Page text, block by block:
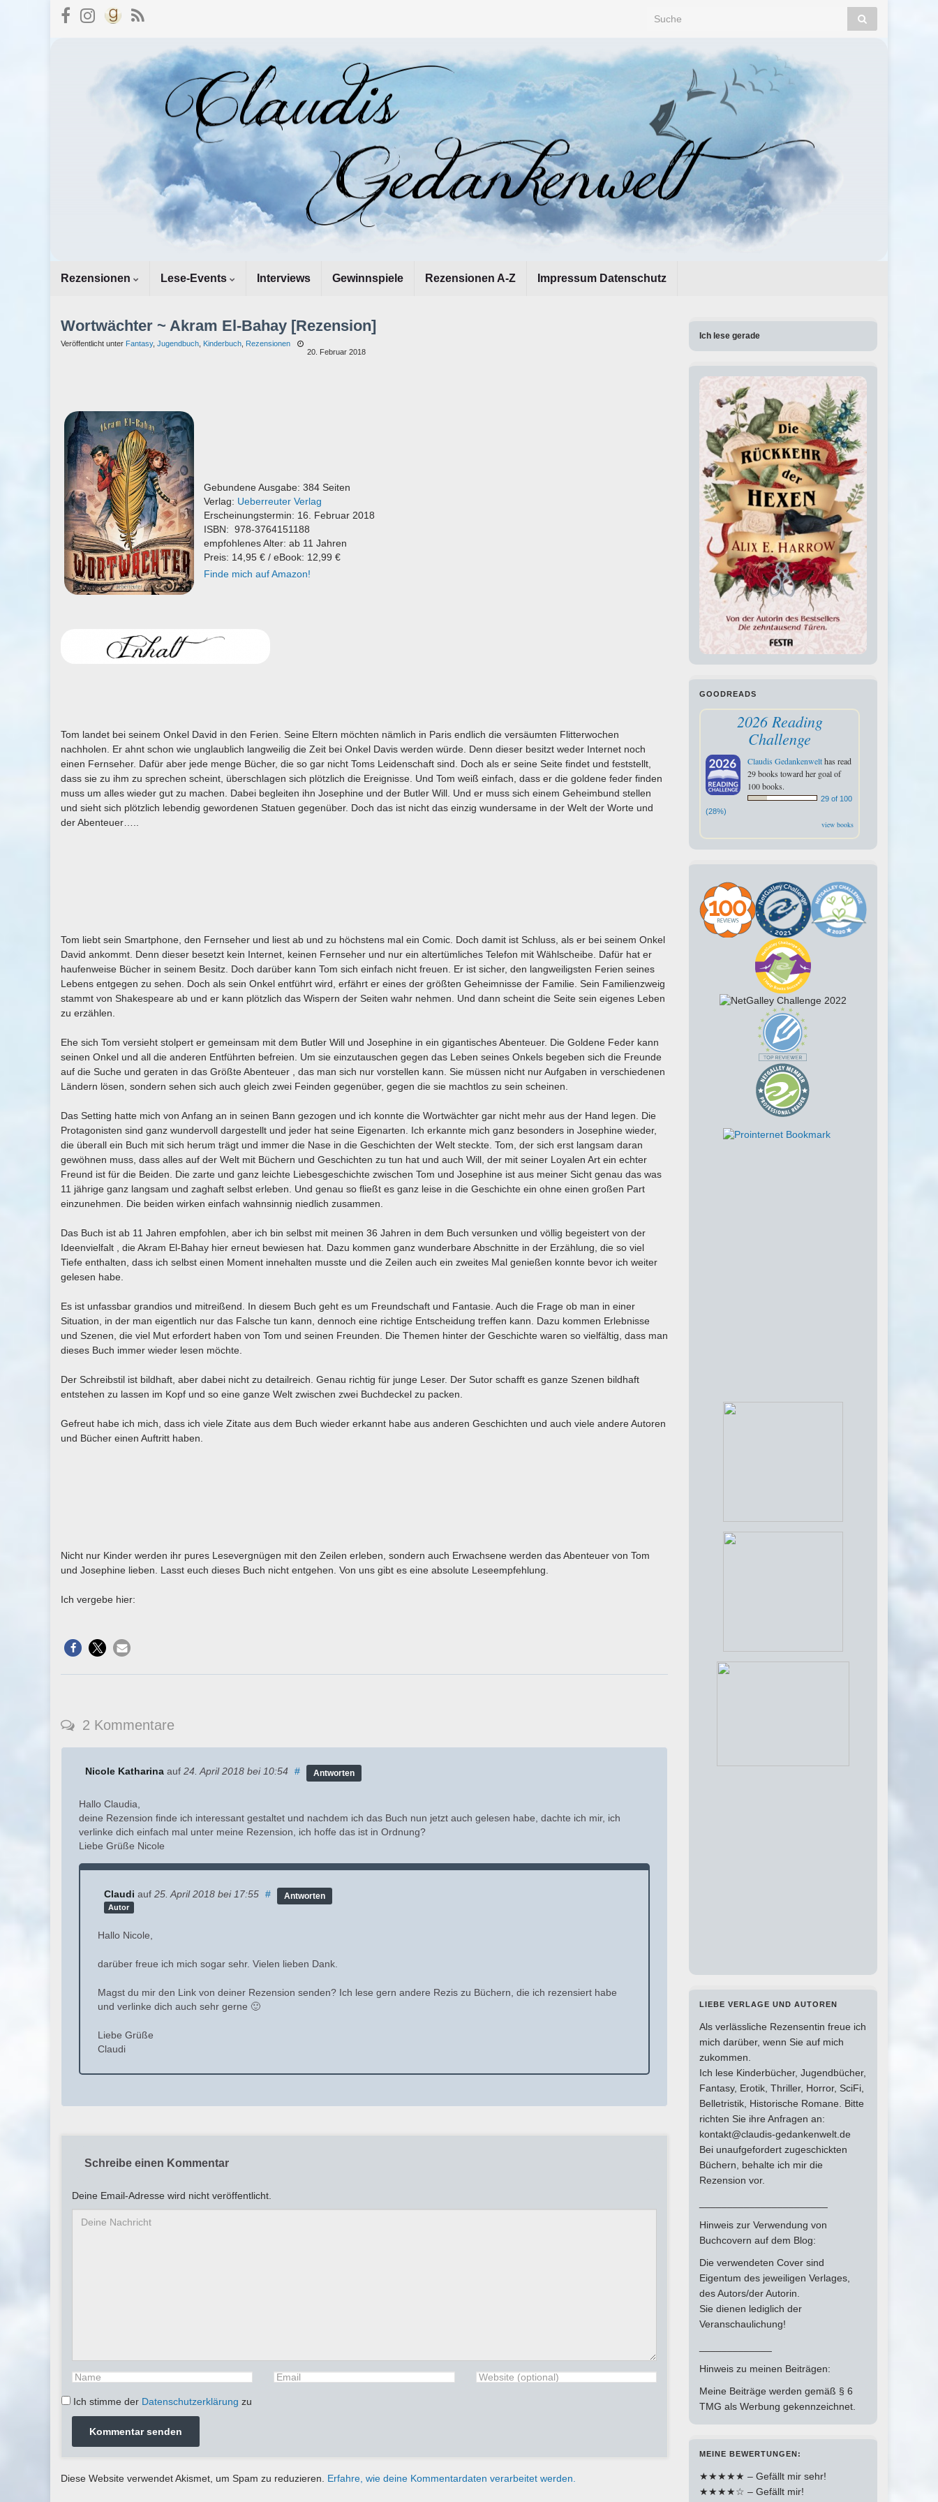
Rezensionen Lese-Events Interviews Gewinnspiele Rezensionen A-Z Impressum Datenschutz
Wortwächter ~ Akram El-Bahay [Rezension]
Veröffentlicht unter Fantasy, Jugendbuch Kinderbuch Rezensionen
20. Februar 2018
Gebundene Ausgabe: 384 Seiten
Verlag: Ueberreuter Verlag
Erscheinungstermin: 16. Februar 2018
ISBN: 978-3764151188
empfohlenes Alter: ab 11 Jahren
Preis: 14,95 € / eBook: 12,99 €
Finde mich auf Amazon!
Tom landet bei seinem Onkel David in den Ferien. Seine Eltern möchten nämlich in Paris endlich die versäumten Flitterwochen
nachholen. Er ahnt schon wie unglaublich langweilig die Zeit bei Onkel Davis werden würde. Denn dieser besitzt weder Internet noch
einen Fernseher. Dafür aber jede menge Bücher, die so gar nicht Toms Leidenschaft sind. Doch als er seine Seite findet und feststellt,
dass sie zu ihm zu sprechen scheint, überschlagen sich plötzlich die Ereignisse. Und Tom weiß einfach, dass er die goldene feder finden
muss um alles wieder gut zu machen. Dabei begleiten ihn Josephine und der Butler Will. Und er muss sich einem Geheimbund stellen
und sieht sich plötzlich lebendig gewordenen Statuen gegenüber. Doch das ist nicht das einzig wundersame in der Welt der Worte und
der Abenteuer…..
Tom liebt sein Smartphone, den Fernseher und liest ab und zu höchstens mal ein Comic. Doch damit ist Schluss, als er bei seinem Onkel
David ankommt. Denn dieser besetzt kein Internet, keinen Fernseher und nur ein altertümliches Telefon mit Wählscheibe. Dafür hat er
haufenweise Bücher in seinem Besitz. Doch darüber kann Tom sich einfach nicht freuen. Er ist sicher, den langweiligsten Ferien seines
Lebens entgegen zu sehen. Doch als sein Onkel entführt wird, erfährt er eines der größten Geheimnisse der Familie. Sein Familienzweig
stammt von Shakespeare ab und er kann plötzlich das Wispern der Seiten wahr nehmen. Und dann scheint die Seite sein eigenes Leben
zu erzählen.
Ehe sich Tom versieht stolpert er gemeinsam mit dem Butler Will und Josephine in ein gigantisches Abenteuer. Die Goldene Feder kann
seinen Onkel und all die anderen Entführten befreien. Um sie einzutauschen gegen das Leben seines Onkels begeben sich die Freunde
auf die Suche und geraten in das Größte Abenteuer , das man sich nur vorstellen kann. Sie müssen nicht nur Aufgaben in verschiedenen
Ländern lösen, sondern sehen sich auch gleich zwei Feinden gegenüber, gegen die sie machtlos zu sein scheinen.
Das Setting hatte mich von Anfang an in seinen Bann gezogen und ich konnte die Wortwächter gar nicht mehr aus der Hand legen. Die
Protagonisten sind ganz wundervoll dargestellt und jeder hat seine Eigenarten. Ich erkannte mich ganz besonders in Josephine wieder,
die überall ein Buch mit sich herum trägt und immer die Nase in die Geschichten der Welt steckte. Tom, der sich erst langsam daran
gewöhnen muss, dass alles auf der Welt mit Büchern und Geschichten zu tun hat und auch Will, der mit seiner Loyalen Art ein echter
Freund ist für die Beiden. Die zarte und ganz leichte Liebesgeschichte zwischen Tom und Josephine ist aus meiner Sicht genau das was
11 jährige ganz langsam und zaghaft selbst erleben. Und genau so fließt es ganz leise in die Geschichte ein ohne einen großen Part
einzunehmen. Die beiden wirken einfach wahnsinnig niedlich zusammen.
Das Buch ist ab 11 Jahren empfohlen, aber ich bin selbst mit meinen 36 Jahren in dem Buch versunken und völlig begeistert von der
Ideenvielfalt , die Akram El-Bahay hier erneut bewiesen hat. Dazu kommen ganz wunderbare Abschnitte in der Erzählung, die so viel
Tiefe enthalten, dass ich selbst einen Moment innehalten musste und die Zeilen auch ein zweites Mal genießen konnte bevor ich weiter
gelesen habe.
Es ist unfassbar grandios und mitreißend. In diesem Buch geht es um Freundschaft und Fantasie. Auch die Frage ob man in einer
Situation, in der man eigentlich nur das Falsche tun kann, dennoch eine richtige Entscheidung treffen kann. Dazu kommen Erlebnisse
und Szenen, die viel Mut erfordert haben von Tom und seinen Freunden. Die Themen hinter der Geschichte waren so vielfältig, dass man
dieses Buch immer wieder lesen möchte.
Der Schreibstil ist bildhaft, aber dabei nicht zu detailreich. Genau richtig für junge Leser. Der Sutor schafft es ganze Szenen bildhaft
entstehen zu lassen im Kopf und so eine ganze Welt zwischen zwei Buchdeckel zu packen.
Gefreut habe ich mich, dass ich viele Zitate aus dem Buch wieder erkannt habe aus anderen Geschichten und auch viele andere Autoren
und Bücher einen Auftritt haben.
Nicht nur Kinder werden ihr pures Lesevergnügen mit den Zeilen erleben, sondern auch Erwachsene werden das Abenteuer von Tom
und Josephine lieben. Lasst euch dieses Buch nicht entgehen. Von uns gibt es eine absolute Leseempfehlung.
Ich vergebe hier:
2 Kommentare
Nicole Katharina auf 24. April 2018 bei 10:54 # Antworten
Hallo Claudia,
deine Rezension finde ich interessant gestaltet und nachdem ich das Buch nun jetzt auch gelesen habe, dachte ich mir, ich
verlinke dich einfach mal unter meine Rezension, ich hoffe das ist in Ordnung?
Liebe Grüße Nicole
Claudi auf 25. April 2018 bei 17:55
Autor
# Antworten
Hallo Nicole,
darüber freue ich mich sogar sehr. Vielen lieben Dank.
Magst du mir den Link von deiner Rezension senden? Ich lese gern andere Rezis zu Büchern, die ich rezensiert habe
und verlinke dich auch sehr gerne 🙂
Liebe Grüße
Claudi
Schreibe einen Kommentar
Deine Email-Adresse wird nicht veröffentlicht.
Ich stimme der Datenschutzerklärung zu
Diese Website verwendet Akismet, um Spam zu reduzieren. Erfahre, wie deine Kommentardaten verarbeitet werden.
Ich lese gerade
GOODREADS
2026 Reading
Challenge
Claudis Gedankenwelthas read
29 books toward her goal of
100 books.
29 of 100
(28%)
view books
LIEBE VERLAGE UND AUTOREN
Als verlässliche Rezensentin freue ich
mich darüber, wenn Sie auf mich
zukommen.
Ich lese Kinderbücher, Jugendbücher,
Fantasy, Erotik, Thriller, Horror, SciFi,
Belletristik, Historische Romane. Bitte
richten Sie ihre Anfragen an:
kontakt@claudis-gedankenwelt.de
Bei unaufgefordert zugeschickten
Büchern, behalte ich mir die
Rezension vor.
Hinweis zur Verwendung von
Buchcovern auf dem Blog:
Die verwendeten Cover sind
Eigentum des jeweiligen Verlages,
des Autors/der Autorin.
Sie dienen lediglich der
Veranschaulichung!
Hinweis zu meinen Beiträgen:
Meine Beiträge werden gemäß § 6
TMG als Werbung gekennzeichnet.
MEINE BEWERTUNGEN:
★★★★★ – Gefällt mir sehr!
★★★★☆ – Gefällt mir!